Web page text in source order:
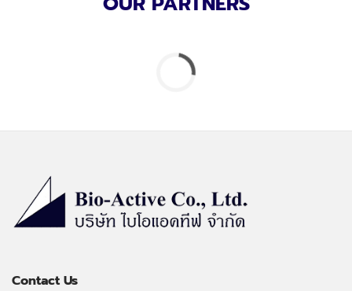
Contact Us